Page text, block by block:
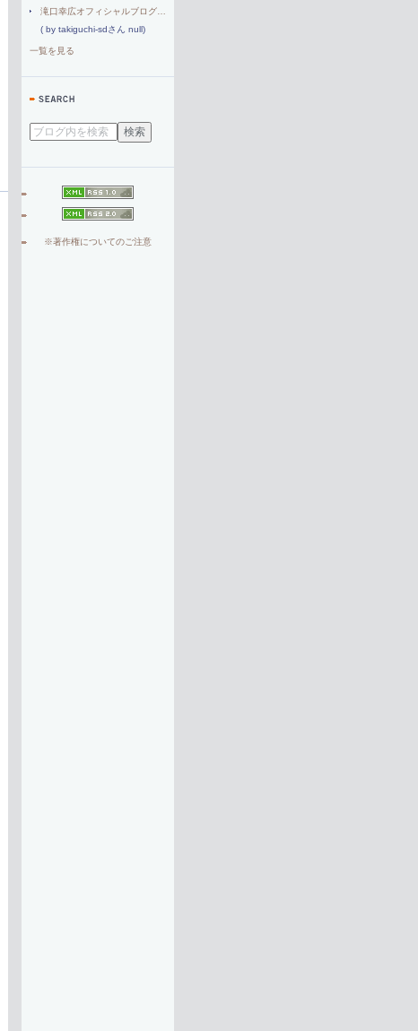
( by takiguchi-sdさん null)
一覧を見る
※著作権についてのご注意